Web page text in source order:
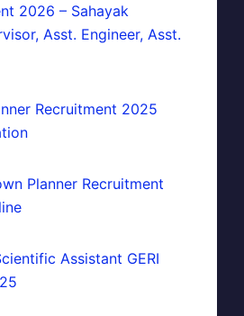
2026 – Sahayak
Asst. Engineer, Asst.
Recruitment 2025
Planner Recruitment
Assistant GERI